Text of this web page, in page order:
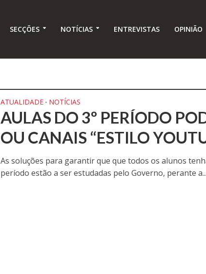
SECÇÕES NOTÍCIAS ENTREVISTAS OPINIÃO
ATUALIDADE • NOTÍCIAS
AULAS DO 3º PERÍODO
OU CANAIS “ESTILO
As soluções para garantir que que todos os alunos
período estão a ser estudadas pelo Governo, perante a...